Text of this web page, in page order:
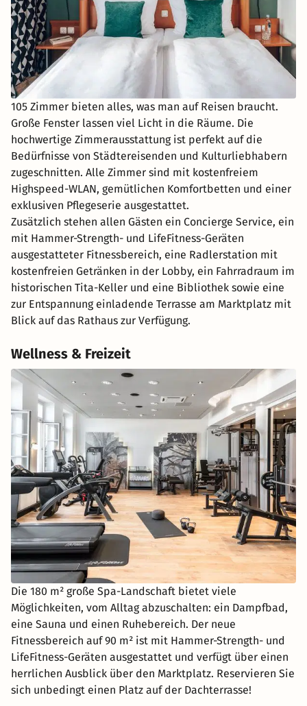
105 Zimmer bieten alles, was man auf Reisen braucht.
Große Fenster lassen viel Licht in die Räume. Die
hochwertige Zimmerausstattung ist perfekt auf die
Bedürfnisse von Städtereisenden und Kulturliebhabern
zugeschnitten. Alle Zimmer sind mit kostenfreiem
Highspeed-WLAN, gemütlichen Komfortbetten und einer
exklusiven Pflegeserie ausgestattet.
Zusätzlich stehen allen Gästen ein Concierge Service, ein
mit Hammer-Strength- und LifeFitness-Geräten
ausgestatteter Fitnessbereich, eine Radlerstation mit
kostenfreien Getränken in der Lobby, ein Fahrradraum im
historischen Tita-Keller und eine Bibliothek sowie eine
zur Entspannung einladende Terrasse am Marktplatz mit
Blick auf das Rathaus zur Verfügung.
Wellness & Freizeit
Die 180 m² große Spa-Landschaft bietet viele
Möglichkeiten, vom Alltag abzuschalten: ein Dampfbad,
eine Sauna und einen Ruhebereich. Der neue
Fitnessbereich auf 90 m² ist mit Hammer-Strength- und
LifeFitness-Geräten ausgestattet und verfügt über einen
herrlichen Ausblick über den Marktplatz. Reservieren Sie
sich unbedingt einen Platz auf der Dachterrasse!